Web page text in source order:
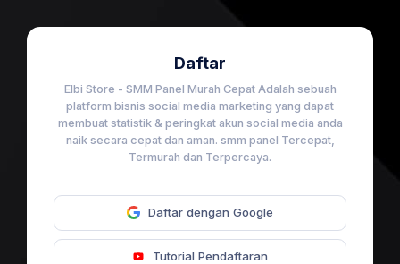
Daftar
Elbi Store - SMM Panel Murah Cepat Adalah sebuah
platform bisnis social media marketing yang dapat
membuat statistik & peringkat akun social media anda
naik secara cepat dan aman. smm panel Tercepat,
Termurah dan Terpercaya.
Daftar dengan Google
Tutorial Pendaftaran